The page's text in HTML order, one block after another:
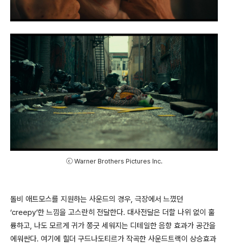
ⓒ Warner Brothers Pictures Inc.
돌비 애트모스를 지원하는 사운드의 경우, 극장에서 느꼈던
‘creepy’한 느낌을 고스란히 전달한다. 대사전달은 더할 나위 없이 훌
륭하고, 나도 모르게 귀가 쫑긋 세워지는 디테일한 음향 효과가 공간을
에워싼다. 여기에 힐더 구드나도티르가 작곡한 사운드트랙이 상승효과